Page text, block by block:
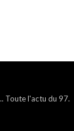
Toute l'actu du 97.